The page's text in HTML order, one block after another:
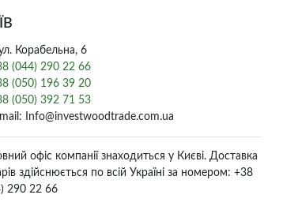
Корабельна, 6
(044) 290 22 66
(050) 196 39 20
(050) 392 71 53
Info@investwoodtrade.com.ua
офіс компанії знаходиться у Києві. Доставка
здійснюється по всій Україні за номером: +38
290 22 66